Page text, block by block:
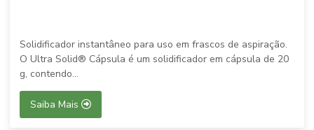
Solidificador instantâneo para uso em frascos de aspiração.
O Ultra Solid® Cápsula é um solidificador em cápsula de 20
g, contendo...
Saiba Mais